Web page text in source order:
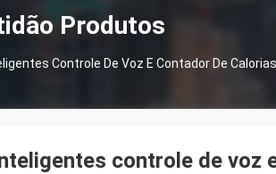
Produtos
Controle De Voz E Contador De Calorias
controle de voz